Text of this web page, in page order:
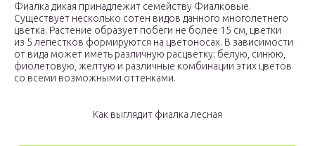
Фиалка дикая принадлежит семейству Фиалковые.
Существует несколько сотен видов данного многолетнего
цветка. Растение образует побеги не более 15 см, цветки
из 5 лепестков формируются на цветоносах. В зависимости
от вида может иметь различную расцветку: белую, синюю,
фиолетовую, желтую и различные комбинации этих цветов
со всеми возможными оттенками.
Как выглядит фиалка лесная